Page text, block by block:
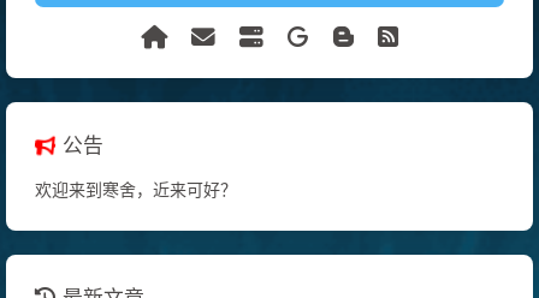
公告
欢迎来到寒舍，近来可好？